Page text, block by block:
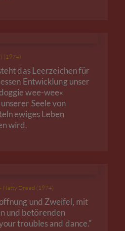
(1974)
das Leerzeichen für
Entwicklung unser
wee-wee«
Seele von
ewiges Leben
wird.
Natty Dread (1974)
und Zweifel, mit
und betörenden
troubles and dance."